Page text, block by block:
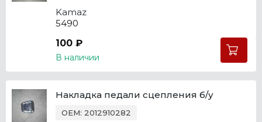
Kamaz
5490
100 ₽
В наличии
Накладка педали сцепления б/у
OEM: 2012910282